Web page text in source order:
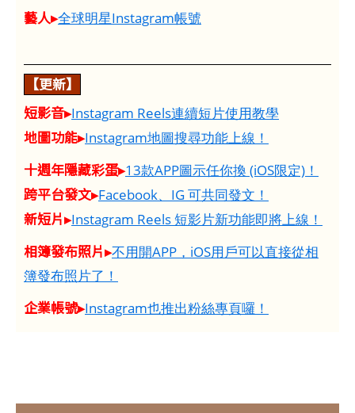
藝人▸全球明星Instagram帳號
【更新】
短影音▸Instagram Reels連續短片使用教學
地圖功能▸Instagram地圖搜尋功能上線！
十週年隱藏彩蛋▸13款APP圖示任你換 (iOS限定)！
跨平台發文▸Facebook、IG 可共同發文！
新短片▸Instagram Reels 短影片新功能即將上線！
相簿發布照片▸不用開APP，iOS用戶可以直接從相
簿發布照片了！
企業帳號▸Instagram也推出粉絲專頁囉！